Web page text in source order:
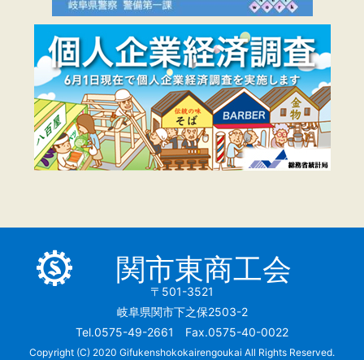
関市東商工会
〒501-3521
岐阜県関市下之保2503-2
Tel.0575-49-2661 Fax.0575-40-0022
Copyright (C) 2020 Gifukenshokokairengoukai All Rights Reserved.